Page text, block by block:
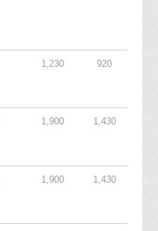
1,230 920
1,900 1,430
1,900 1,430